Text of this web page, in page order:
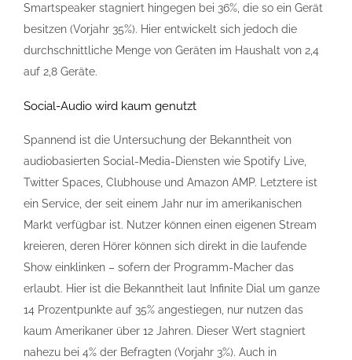
Smartspeaker stagniert hingegen bei 36%, die so ein Gerät
besitzen (Vorjahr 35%). Hier entwickelt sich jedoch die
durchschnittliche Menge von Geräten im Haushalt von 2,4
auf 2,8 Geräte.
Social-Audio wird kaum genutzt
Spannend ist die Untersuchung der Bekanntheit von
audiobasierten Social-Media-Diensten wie Spotify Live,
Twitter Spaces, Clubhouse und Amazon AMP. Letztere ist
ein Service, der seit einem Jahr nur im amerikanischen
Markt verfügbar ist. Nutzer können einen eigenen Stream
kreieren, deren Hörer können sich direkt in die laufende
Show einklinken – sofern der Programm-Macher das
erlaubt. Hier ist die Bekanntheit laut Infinite Dial um ganze
14 Prozentpunkte auf 35% angestiegen, nur nutzen das
kaum Amerikaner über 12 Jahren. Dieser Wert stagniert
nahezu bei 4% der Befragten (Vorjahr 3%). Auch in